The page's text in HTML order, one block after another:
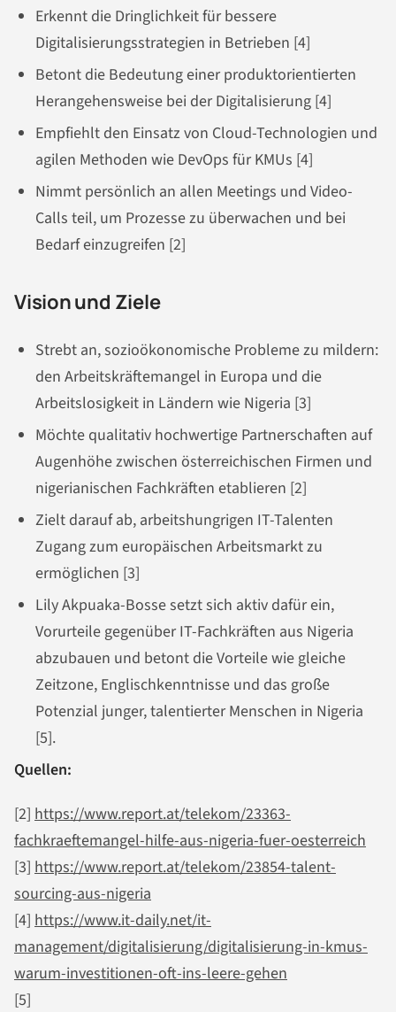
Erkennt die Dringlichkeit für bessere
Digitalisierungsstrategien in Betrieben [4]
Betont die Bedeutung einer produktorientierten
Herangehensweise bei der Digitalisierung [4]
Empfiehlt den Einsatz von Cloud-Technologien und
agilen Methoden wie DevOps für KMUs [4]
Nimmt persönlich an allen Meetings und Video-
Calls teil, um Prozesse zu überwachen und bei
Bedarf einzugreifen [2]
Vision und Ziele
Strebt an, sozioökonomische Probleme zu mildern:
den Arbeitskräftemangel in Europa und die
Arbeitslosigkeit in Ländern wie Nigeria [3]
Möchte qualitativ hochwertige Partnerschaften auf
Augenhöhe zwischen österreichischen Firmen und
nigerianischen Fachkräften etablieren [2]
Zielt darauf ab, arbeitshungrigen IT-Talenten
Zugang zum europäischen Arbeitsmarkt zu
ermöglichen [3]
Lily Akpuaka-Bosse setzt sich aktiv dafür ein,
Vorurteile gegenüber IT-Fachkräften aus Nigeria
abzubauen und betont die Vorteile wie gleiche
Zeitzone, Englischkenntnisse und das große
Potenzial junger, talentierter Menschen in Nigeria
[5].
Quellen:
[2] https://www.report.at/telekom/23363-
fachkraeftemangel-hilfe-aus-nigeria-fuer-oesterreich
[3] https://www.report.at/telekom/23854-talent-
sourcing-aus-nigeria
[4] https://www.it-daily.net/it-
management/digitalisierung/digitalisierung-in-kmus-
warum-investitionen-oft-ins-leere-gehen
[5]